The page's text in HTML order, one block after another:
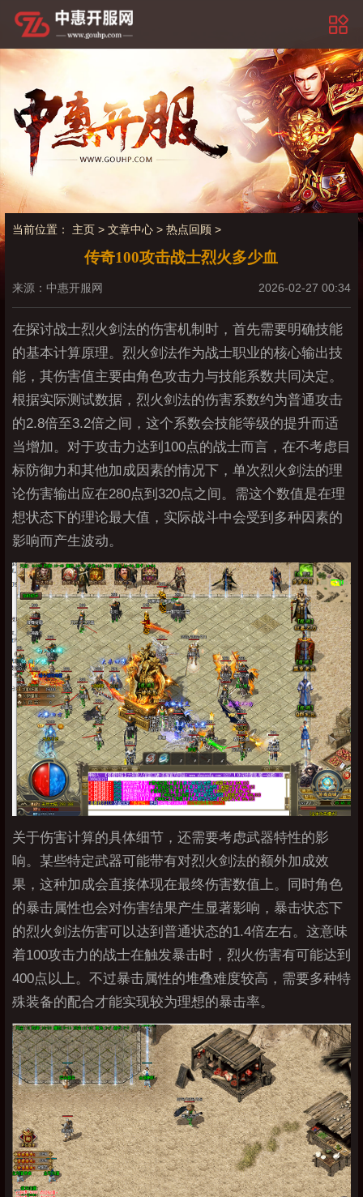
当前位置： 主页> 文章中心> 热点回顾>
传奇100攻击战士烈火多少血
来源：中惠开服网 2026-02-27 00:34
在探讨战士烈火剑法的伤害机制时，首先需要明确技能
的基本计算原理。烈火剑法作为战士职业的核心输出技
能，其伤害值主要由角色攻击力与技能系数共同决定。
根据实际测试数据，烈火剑法的伤害系数约为普通攻击
的2.8倍至3.2倍之间，这个系数会技能等级的提升而适
当增加。对于攻击力达到100点的战士而言，在不考虑目
标防御力和其他加成因素的情况下，单次烈火剑法的理
论伤害输出应在280点到320点之间。需这个数值是在理
想状态下的理论最大值，实际战斗中会受到多种因素的
影响而产生波动。
关于伤害计算的具体细节，还需要考虑武器特性的影
响。某些特定武器可能带有对烈火剑法的额外加成效
果，这种加成会直接体现在最终伤害数值上。同时角色
的暴击属性也会对伤害结果产生显著影响，暴击状态下
的烈火剑法伤害可以达到普通状态的1.4倍左右。这意味
着100攻击力的战士在触发暴击时，烈火伤害有可能达到
400点以上。不过暴击属性的堆叠难度较高，需要多种特
殊装备的配合才能实现较为理想的暴击率。